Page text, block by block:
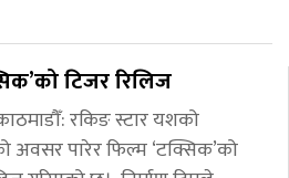
टिजर रिलिज
रकिङ स्टार यशको
अवसर पारेर फिल्म ‘टक्सिक’को